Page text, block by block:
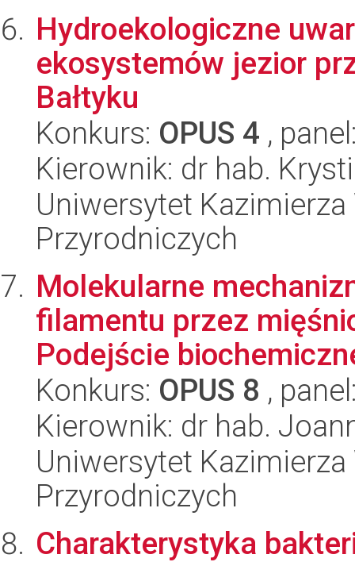
Hydroekologiczne
ekosystemów jezior
Bałtyku
Konkurs: OPUS 4 ,
Kierownik: dr hab.
Uniwersytet Kazimierza
Przyrodniczych
Molekularne
filamentu przez
Podejście
Konkurs: OPUS 8 ,
Kierownik: dr hab.
Uniwersytet Kazimierza
Przyrodniczych
Charakterystyka